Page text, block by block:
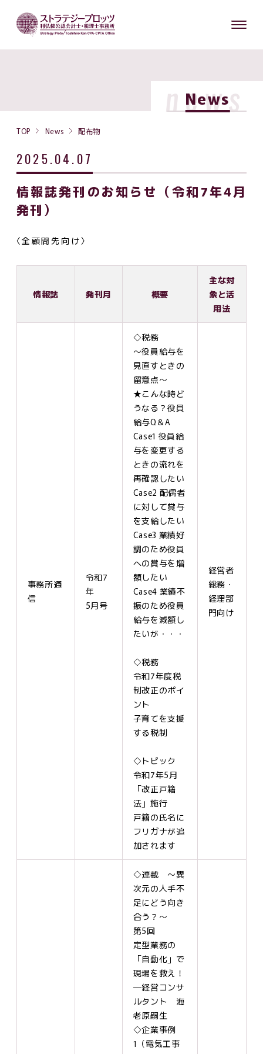
news
News
TOP News 配布物
2025.04.07
情報誌発刊のお知らせ（令和7年4月
発刊）
〈全顧問先向け〉
情報誌 発刊月 概要
主な対
象と活
用法
事務所通
信
令和7
年
5月号
◇税務
～役員給与を
見直すときの
留意点～
★こんな時ど
うなる？役員
給与Q＆A
Case1 役員給
与を変更する
ときの流れを
再確認したい
Case2 配偶者
に対して賞与
を支給したい
Case3 業績好
調のため役員
への賞与を増
額したい
Case4 業績不
振のため役員
給与を減額し
たいが・・・
◇税務
令和7年度税
制改正のポイ
ント
子育てを支援
する税制
◇トピック
令和7年5月
「改正戸籍
法」施行
戸籍の氏名に
フリガナが追
加されます
経営者
総務・
経理部
門向け
◇連載 ～異
次元の人手不
足にどう向き
合う？～
第5回
定型業務の
「自動化」で
現場を救え！
―経営コンサ
ルタント 海
老原嗣生
◇企業事例
1（電気工事